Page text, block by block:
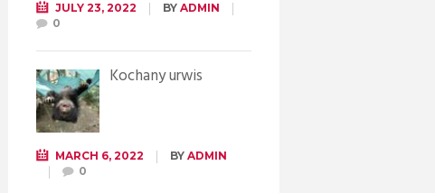
JULY 23, 2022 BY ADMIN
0
Kochany urwis
MARCH 6, 2022 BY ADMIN
0